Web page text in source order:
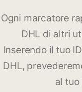
Ogni marcatore
DHL di altri
Inserendo il tuo
DHL,
al tuo